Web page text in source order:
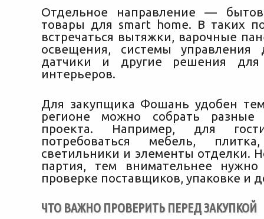
Отдельное направление —
товары для smart home. В таких
встречаться вытяжки, варочные
освещения, системы управления
датчики и другие решения для
интерьеров.
Для закупщика Фошань удобен
регионе можно собрать
проекта. Например, для
потребоваться мебель,
светильники и элементы отделки.
партия, тем внимательнее нужно
проверке поставщиков, упаковке и
ЧТО ВАЖНО ПРОВЕРИТЬ ПЕРЕД ЗАКУПКОЙ